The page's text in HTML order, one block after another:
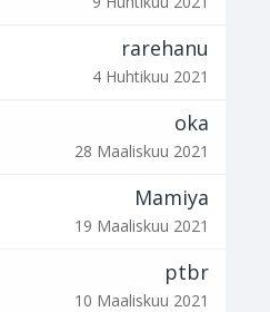
rarehanu
4 Huhtikuu 2021
oka
28 Maaliskuu 2021
Mamiya
19 Maaliskuu 2021
ptbr
10 Maaliskuu 2021